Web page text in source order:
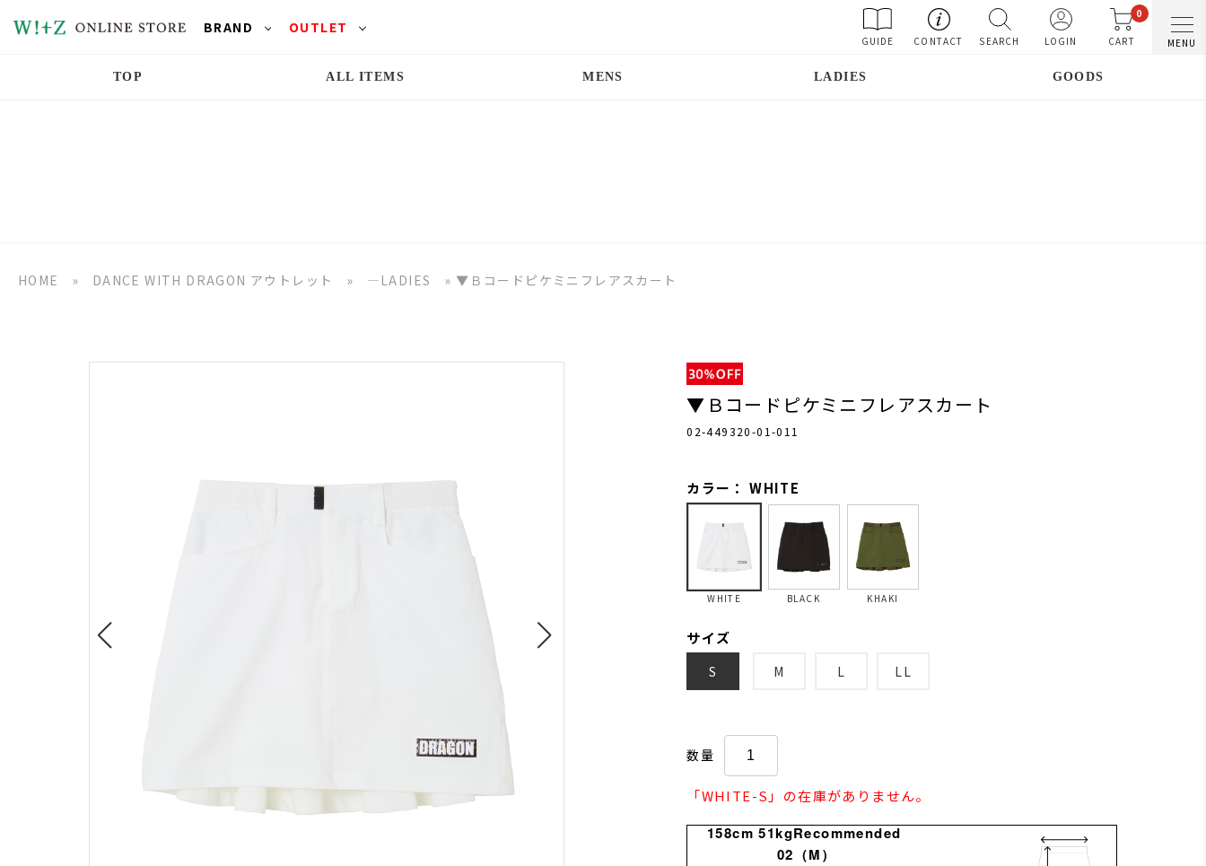
BRAND OUTLET
GUIDE CONTACT SEARCH LOGIN
0
CART MENU
TOP ALL ITEMS MENS LADIES GOODS
HOME » DANCE WITH DRAGON アウトレット » ―LADIES » ▼Ｂコードピケミニフレアスカート
▼Ｂコードピケミニフレアスカート
02-449320-01-011
カラー： WHITE
WHITE BLACK KHAKI
サイズ
S M L LL
数量
「WHITE-S」の在庫がありません。
158cm 51kgRecommended
02（M）